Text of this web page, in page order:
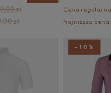
zł
zł
Cena
Najniższa
-10%